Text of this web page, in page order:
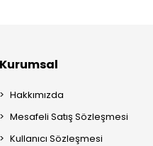
Kurumsal
Hakkımızda
Mesafeli Satış Sözleşmesi
Kullanıcı Sözleşmesi